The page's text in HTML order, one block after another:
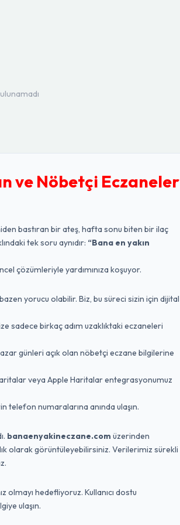
ve Nöbetçi Eczaneler
bastıran bir ateş, hafta sonu biten bir ilaç
tek soru aynıdır: “Bana en yakın
çözümleriyle yardımınıza koşuyor.
yorucu olabilir. Biz, bu süreci sizin için dijital
sadece birkaç adım uzaklıktaki eczaneleri
günleri açık olan nöbetçi eczane bilgilerine
veya Apple Haritalar entegrasyonumuz
numaralarına anında ulaşın.
banaenyakineczane.com üzerinden
olarak görüntüleyebilirsiniz. Verilerimiz sürekli
olmayı hedefliyoruz. Kullanıcı dostu
ulaşın.